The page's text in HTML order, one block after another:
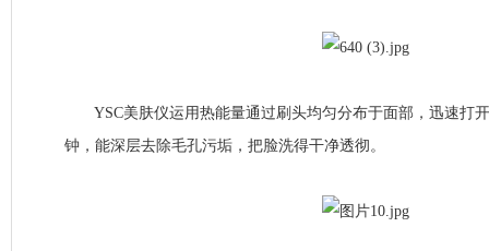
YSC美肤仪运用热能量通过刷头均匀分布于面部，迅速打开
钟，能深层去除毛孔污垢，把脸洗得干净透彻。